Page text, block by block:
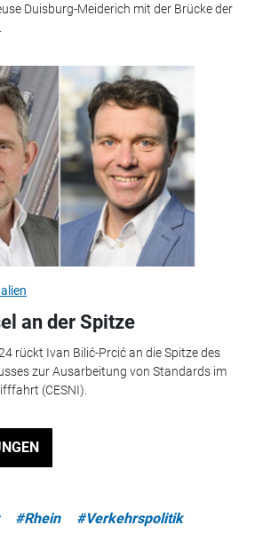
Duisburg-Meiderich mit der Brücke der
an der Spitze
rückt Ivan Bilić-Prcić an die Spitze des
zur Ausarbeitung von Standards im
(CESNI).
#Rhein #Verkehrspolitik